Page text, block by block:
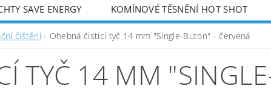
SAVE ENERGY
KOMÍNOVÉ TĚSNĚNÍ HOT SHOT
OBCHODNÍ PODMÍNKY
KONTAKTY
čištění Ohebná čistící tyč 14 mm "Single-Buton" - červená
TYČ 14 MM